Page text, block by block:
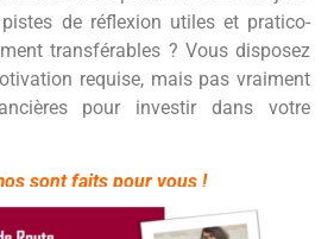
de réflexion utiles et pratico-
transférables ? Vous disposez
requise, mais pas vraiment
pour investir dans votre
sont faits pour vous !